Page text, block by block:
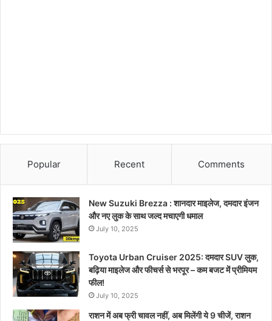
Popular Recent Comments
New Suzuki Brezza : शानदार माइलेज, दमदार इंजन
और नए लुक के साथ जल्द मचाएगी धमाल
July 10, 2025
Toyota Urban Cruiser 2025: दमदार SUV लुक,
बढ़िया माइलेज और फीचर्स से भरपूर – कम बजट में प्रीमियम
फील!
July 10, 2025
राशन में अब फ्री चावल नहीं, अब मिलेंगी ये 9 चीजें, राशन